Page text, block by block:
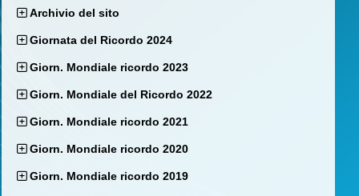
Archivio del sito
Giornata del Ricordo 2024
Giorn. Mondiale ricordo 2023
Giorn. Mondiale del Ricordo 2022
Giorn. Mondiale ricordo 2021
Giorn. Mondiale ricordo 2020
Giorn. Mondiale ricordo 2019